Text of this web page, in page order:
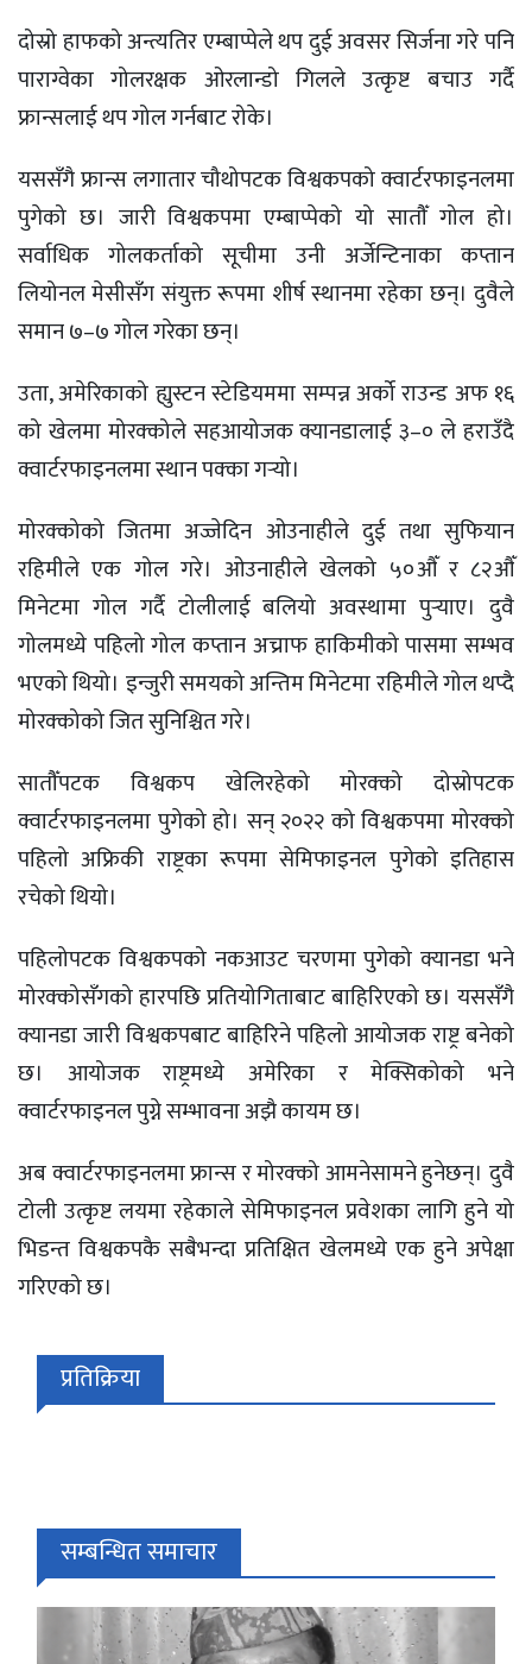
दोस्रो हाफको अन्त्यतिर एम्बाप्पेले थप दुई अवसर सिर्जना गरे पनि
पाराग्वेका गोलरक्षक ओरलान्डो गिलले उत्कृष्ट बचाउ गर्दै
फ्रान्सलाई थप गोल गर्नबाट रोके।
यससँगै फ्रान्स लगातार चौथोपटक विश्वकपको क्वार्टरफाइनलमा
पुगेको छ। जारी विश्वकपमा एम्बाप्पेको यो सातौँ गोल हो।
सर्वाधिक गोलकर्ताको सूचीमा उनी अर्जेन्टिनाका कप्तान
लियोनल मेसीसँग संयुक्त रूपमा शीर्ष स्थानमा रहेका छन्। दुवैले
समान ७–७ गोल गरेका छन्।
उता, अमेरिकाको ह्युस्टन स्टेडियममा सम्पन्न अर्को राउन्ड अफ १६
को खेलमा मोरक्कोले सहआयोजक क्यानडालाई ३–० ले हराउँदै
क्वार्टरफाइनलमा स्थान पक्का गर्‍यो।
मोरक्कोको जितमा अज्जेदिन ओउनाहीले दुई तथा सुफियान
रहिमीले एक गोल गरे। ओउनाहीले खेलको ५०औँ र ८२औँ
मिनेटमा गोल गर्दै टोलीलाई बलियो अवस्थामा पुर्‍याए। दुवै
गोलमध्ये पहिलो गोल कप्तान अच्राफ हाकिमीको पासमा सम्भव
भएको थियो। इन्जुरी समयको अन्तिम मिनेटमा रहिमीले गोल थप्दै
मोरक्कोको जित सुनिश्चित गरे।
सातौँपटक विश्वकप खेलिरहेको मोरक्को दोस्रोपटक
क्वार्टरफाइनलमा पुगेको हो। सन् २०२२ को विश्वकपमा मोरक्को
पहिलो अफ्रिकी राष्ट्रका रूपमा सेमिफाइनल पुगेको इतिहास
रचेको थियो।
पहिलोपटक विश्वकपको नकआउट चरणमा पुगेको क्यानडा भने
मोरक्कोसँगको हारपछि प्रतियोगिताबाट बाहिरिएको छ। यससँगै
क्यानडा जारी विश्वकपबाट बाहिरिने पहिलो आयोजक राष्ट्र बनेको
छ। आयोजक राष्ट्रमध्ये अमेरिका र मेक्सिकोको भने
क्वार्टरफाइनल पुग्ने सम्भावना अझै कायम छ।
अब क्वार्टरफाइनलमा फ्रान्स र मोरक्को आमनेसामने हुनेछन्। दुवै
टोली उत्कृष्ट लयमा रहेकाले सेमिफाइनल प्रवेशका लागि हुने यो
भिडन्त विश्वकपकै सबैभन्दा प्रतिक्षित खेलमध्ये एक हुने अपेक्षा
गरिएको छ।
प्रतिक्रिया
सम्बन्धित समाचार